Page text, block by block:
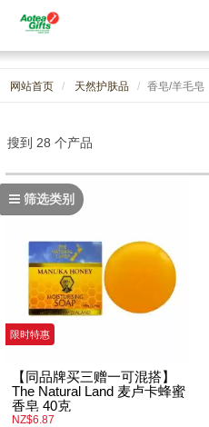
网站首页 天然护肤品 香皂/羊毛皂
筛选类别
搜到 28 个产品
限时特惠
【同品牌买三赠一可混搭】
The Natural Land 麦卢卡蜂蜜
香皂 40克
NZ$6.87